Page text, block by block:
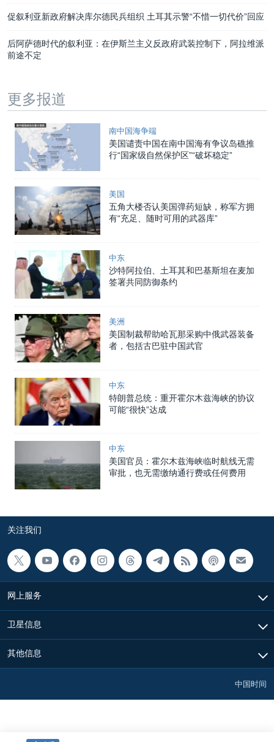
促叙利亚新政府解决库尔德民兵组织 土耳其示警“不惜一切代价”回应
后阿萨德时代的叙利亚：在伊斯兰主义反政府武装控制下，阿拉维派
前途不定
更多报道
南中国海争端
美国谴责中国在南中国海有争议岛礁推
行“国家级自然保护区”“破坏稳定”
美国
五角大楼否认美国弹药短缺，称军方拥
有“充足、随时可用的武器库”
中东
沙特阿拉伯、土耳其和巴基斯坦在麦加
签署共同防御条约
美洲
美国制裁帮助哈瓦那采购中俄武器装备
者，包括古巴驻中国武官
中东
特朗普总统：重开霍尔木兹海峡的协议
可能“很快”达成
中东
美国官员：霍尔木兹海峡临时航线无需
审批，也无需缴纳通行费或任何费用
关注我们
网上服务
卫星信息
其他信息
中国时间